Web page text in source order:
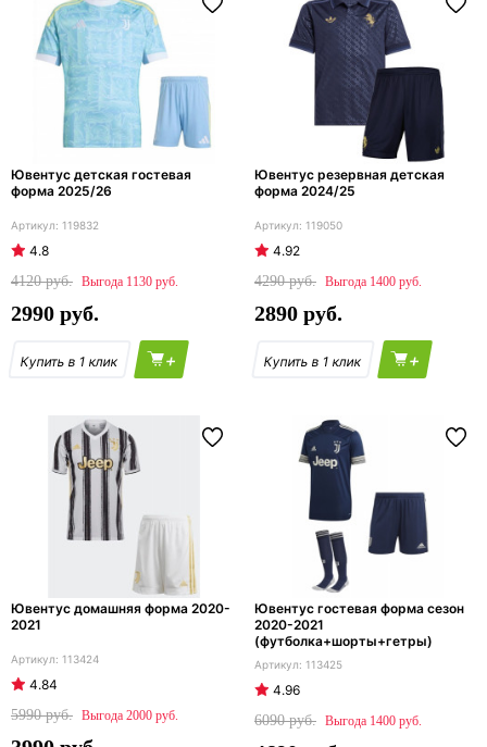
Ювентус детская гостевая
форма 2025/26
119832
4.8
4120
1130
2990
+
Ювентус резервная детская
форма 2024/25
119050
4.92
4290
1400
2890
+
Ювентус домашняя форма 2020-
2021
113424
4.84
5990
2000
Ювентус гостевая форма сезон
2020-2021
(футболка+шорты+гетры)
113425
4.96
6090
1400